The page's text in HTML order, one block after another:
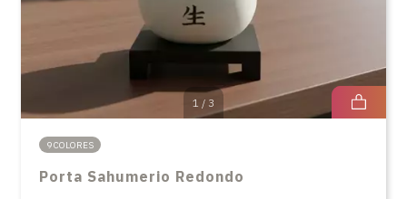
1 / 3
9 COLORES
Porta Sahumerio Redondo